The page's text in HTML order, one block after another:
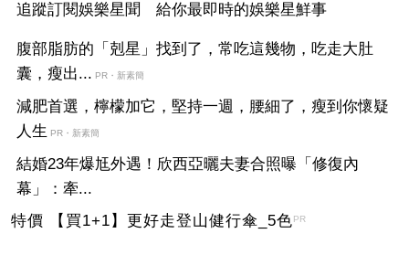
追蹤訂閱娛樂星聞 給你最即時的娛樂星鮮事
腹部脂肪的「剋星」找到了，常吃這幾物，吃走大肚
囊，瘦出... PR・新素簡
減肥首選，檸檬加它，堅持一週，腰細了，瘦到你懷疑
人生 PR・新素簡
結婚23年爆尪外遇！欣西亞曬夫妻合照曝「修復內
幕」：牽...
特價 【買1+1】更好走登山健行傘_5色PR